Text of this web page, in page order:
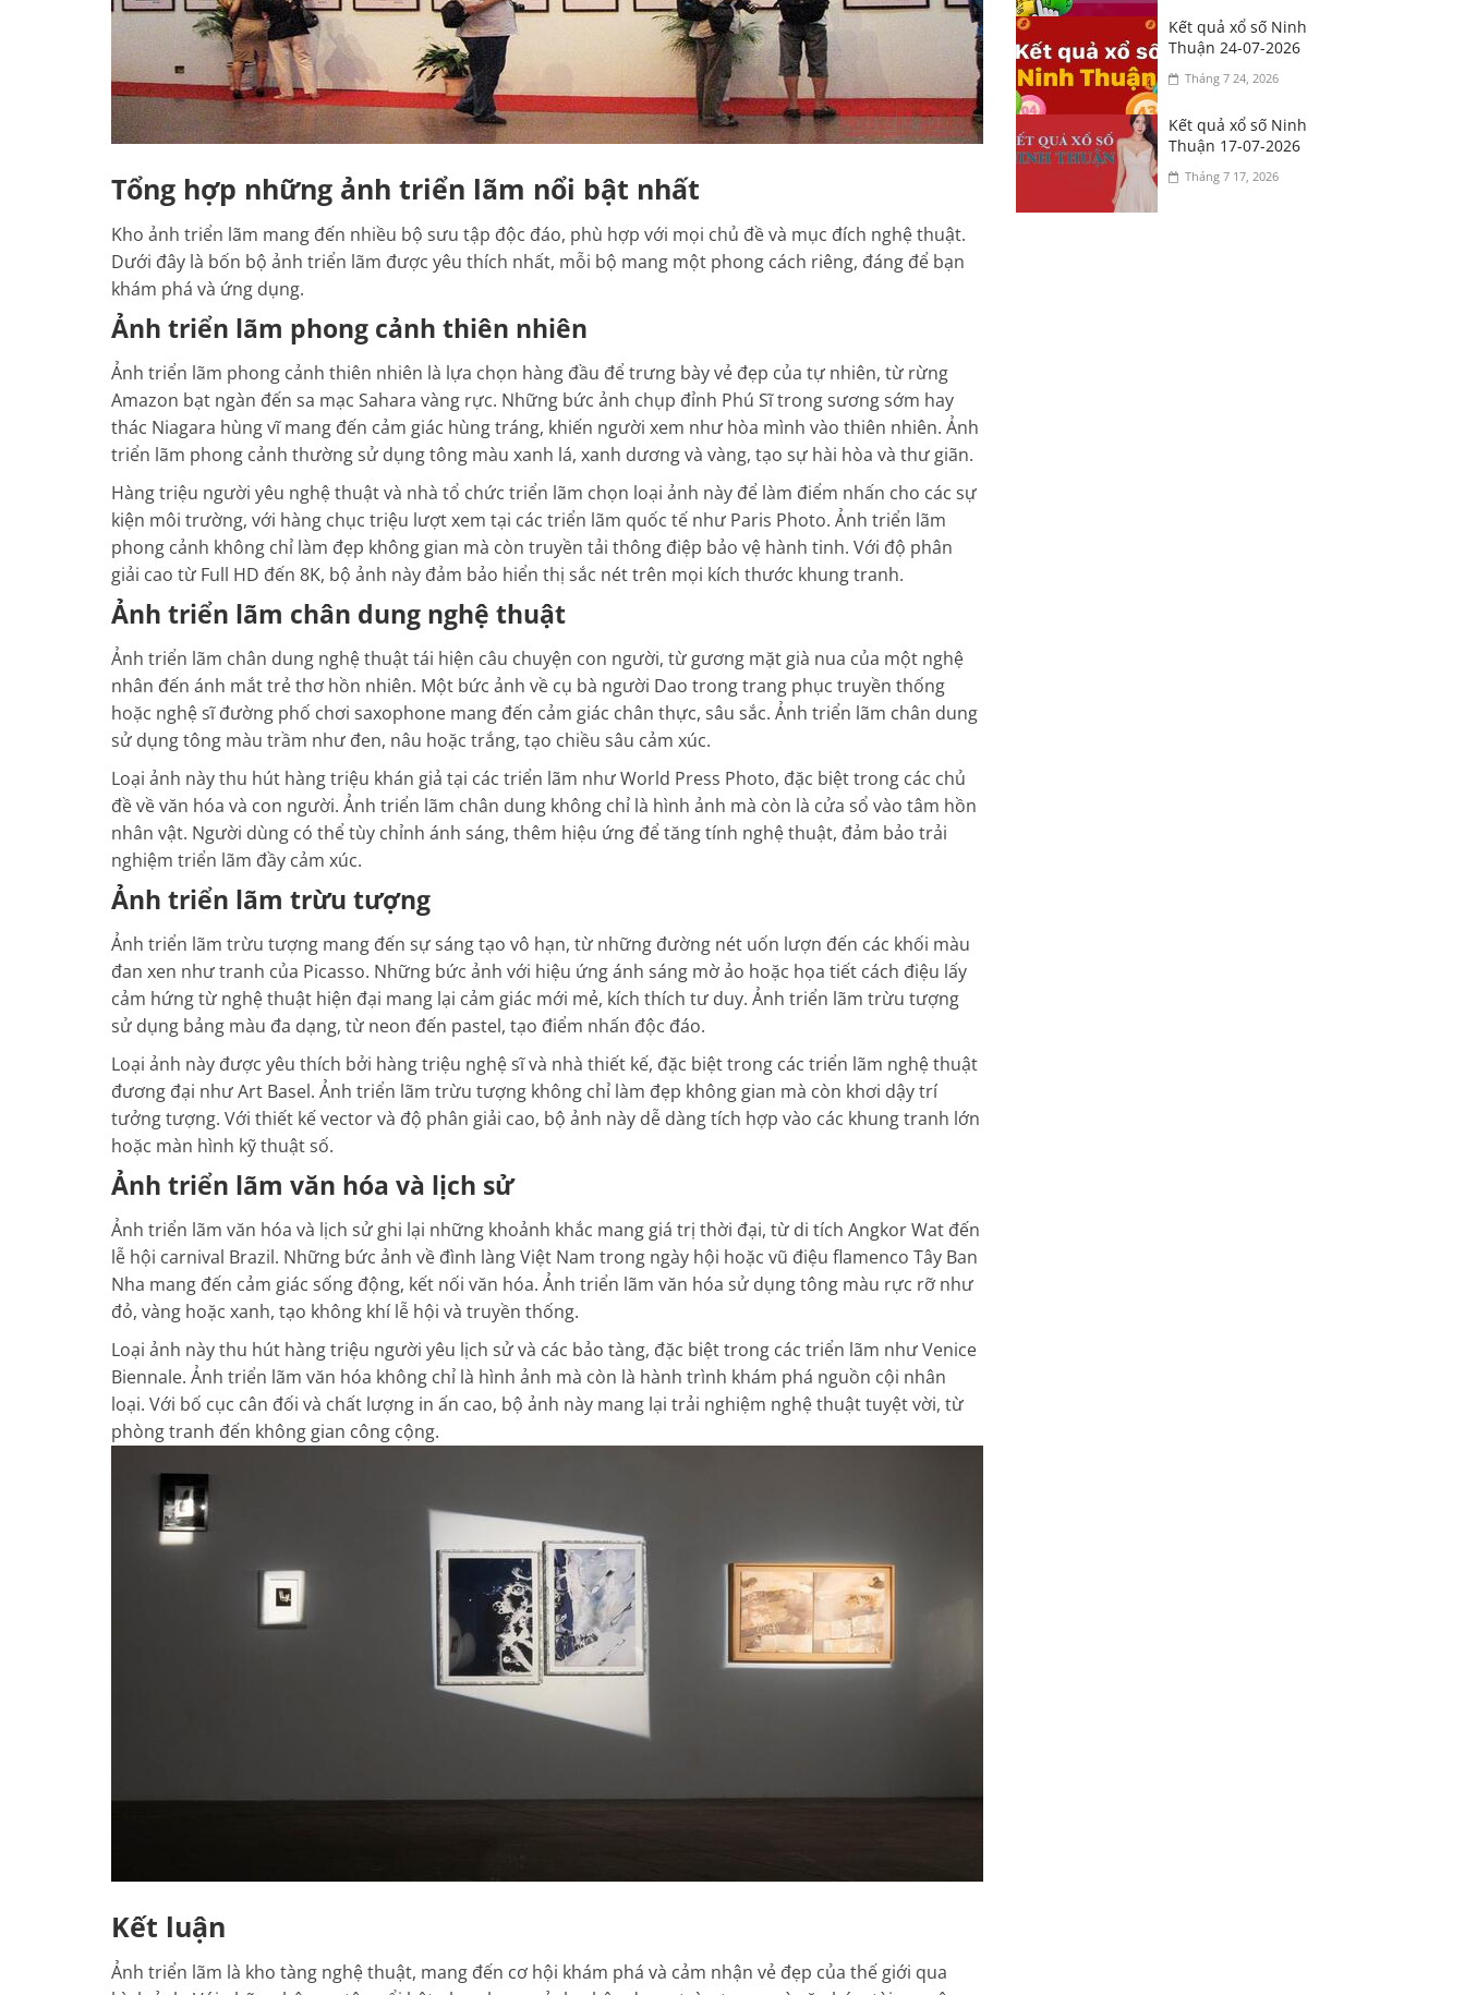
Tổng hợp những ảnh triển lãm nổi bật nhất
Kho ảnh triển lãm mang đến nhiều bộ sưu tập độc đáo, phù hợp với mọi chủ đề và mục đích nghệ thuật.
Dưới đây là bốn bộ ảnh triển lãm được yêu thích nhất, mỗi bộ mang một phong cách riêng, đáng để bạn
khám phá và ứng dụng.
Ảnh triển lãm phong cảnh thiên nhiên
Ảnh triển lãm phong cảnh thiên nhiên là lựa chọn hàng đầu để trưng bày vẻ đẹp của tự nhiên, từ rừng
Amazon bạt ngàn đến sa mạc Sahara vàng rực. Những bức ảnh chụp đỉnh Phú Sĩ trong sương sớm hay
thác Niagara hùng vĩ mang đến cảm giác hùng tráng, khiến người xem như hòa mình vào thiên nhiên. Ảnh
triển lãm phong cảnh thường sử dụng tông màu xanh lá, xanh dương và vàng, tạo sự hài hòa và thư giãn.
Hàng triệu người yêu nghệ thuật và nhà tổ chức triển lãm chọn loại ảnh này để làm điểm nhấn cho các sự
kiện môi trường, với hàng chục triệu lượt xem tại các triển lãm quốc tế như Paris Photo. Ảnh triển lãm
phong cảnh không chỉ làm đẹp không gian mà còn truyền tải thông điệp bảo vệ hành tinh. Với độ phân
giải cao từ Full HD đến 8K, bộ ảnh này đảm bảo hiển thị sắc nét trên mọi kích thước khung tranh.
Ảnh triển lãm chân dung nghệ thuật
Ảnh triển lãm chân dung nghệ thuật tái hiện câu chuyện con người, từ gương mặt già nua của một nghệ
nhân đến ánh mắt trẻ thơ hồn nhiên. Một bức ảnh về cụ bà người Dao trong trang phục truyền thống
hoặc nghệ sĩ đường phố chơi saxophone mang đến cảm giác chân thực, sâu sắc. Ảnh triển lãm chân dung
sử dụng tông màu trầm như đen, nâu hoặc trắng, tạo chiều sâu cảm xúc.
Loại ảnh này thu hút hàng triệu khán giả tại các triển lãm như World Press Photo, đặc biệt trong các chủ
đề về văn hóa và con người. Ảnh triển lãm chân dung không chỉ là hình ảnh mà còn là cửa sổ vào tâm hồn
nhân vật. Người dùng có thể tùy chỉnh ánh sáng, thêm hiệu ứng để tăng tính nghệ thuật, đảm bảo trải
nghiệm triển lãm đầy cảm xúc.
Ảnh triển lãm trừu tượng
Ảnh triển lãm trừu tượng mang đến sự sáng tạo vô hạn, từ những đường nét uốn lượn đến các khối màu
đan xen như tranh của Picasso. Những bức ảnh với hiệu ứng ánh sáng mờ ảo hoặc họa tiết cách điệu lấy
cảm hứng từ nghệ thuật hiện đại mang lại cảm giác mới mẻ, kích thích tư duy. Ảnh triển lãm trừu tượng
sử dụng bảng màu đa dạng, từ neon đến pastel, tạo điểm nhấn độc đáo.
Loại ảnh này được yêu thích bởi hàng triệu nghệ sĩ và nhà thiết kế, đặc biệt trong các triển lãm nghệ thuật
đương đại như Art Basel. Ảnh triển lãm trừu tượng không chỉ làm đẹp không gian mà còn khơi dậy trí
tưởng tượng. Với thiết kế vector và độ phân giải cao, bộ ảnh này dễ dàng tích hợp vào các khung tranh lớn
hoặc màn hình kỹ thuật số.
Ảnh triển lãm văn hóa và lịch sử
Ảnh triển lãm văn hóa và lịch sử ghi lại những khoảnh khắc mang giá trị thời đại, từ di tích Angkor Wat đến
lễ hội carnival Brazil. Những bức ảnh về đình làng Việt Nam trong ngày hội hoặc vũ điệu flamenco Tây Ban
Nha mang đến cảm giác sống động, kết nối văn hóa. Ảnh triển lãm văn hóa sử dụng tông màu rực rỡ như
đỏ, vàng hoặc xanh, tạo không khí lễ hội và truyền thống.
Loại ảnh này thu hút hàng triệu người yêu lịch sử và các bảo tàng, đặc biệt trong các triển lãm như Venice
Biennale. Ảnh triển lãm văn hóa không chỉ là hình ảnh mà còn là hành trình khám phá nguồn cội nhân
loại. Với bố cục cân đối và chất lượng in ấn cao, bộ ảnh này mang lại trải nghiệm nghệ thuật tuyệt vời, từ
phòng tranh đến không gian công cộng.
Kết luận
Ảnh triển lãm là kho tàng nghệ thuật, mang đến cơ hội khám phá và cảm nhận vẻ đẹp của thế giới qua
Kết quả xổ số Ninh
Thuận 24-07-2026
Tháng 7 24, 2026
Kết quả xổ số Ninh
Thuận 17-07-2026
Tháng 7 17, 2026